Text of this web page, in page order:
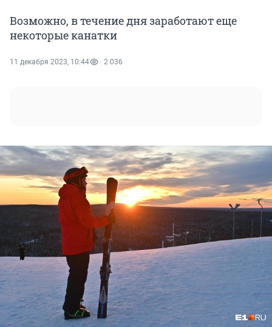
Возможно, в течение дня заработают еще
некоторые канатки
11 декабря 2023, 10:44 2 036